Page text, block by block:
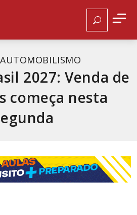
AUTOMOBILISMO
2027: Venda de
começa nesta